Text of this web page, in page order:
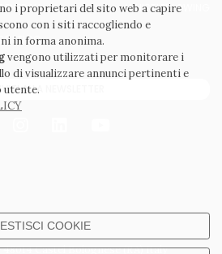
Castel Bolognese (RA) Italy
WHISTLEBLOWING
ETICO
ALLA NEWSLETTER
i proprietari del sito web a capire
con i siti raccogliendo e
in forma anonima.
vengono utilizzati per monitorare i
di visualizzare annunci pertinenti e
utente.
COOKIE